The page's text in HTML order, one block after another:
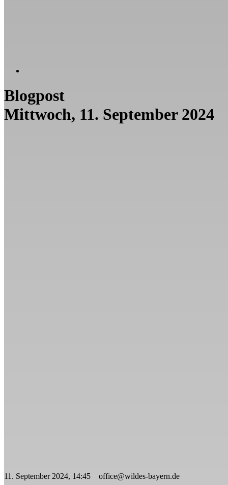
Blogpost
Mittwoch, 11. September 2024
11. September 2024, 14:45 office@wildes-bayern.de